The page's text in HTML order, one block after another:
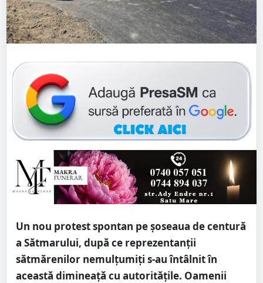
Un nou protest spontan pe șoseaua de centură
a Sătmarului, după ce reprezentanții
sătmărenilor nemulțumiți s-au întâlnit în
această dimineață cu autoritățile. Oamenii